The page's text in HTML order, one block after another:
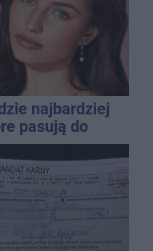
najbardziej
pasują do